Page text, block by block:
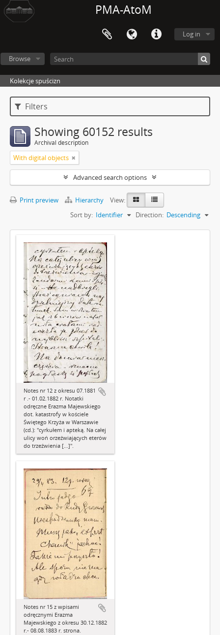
PMA-AtoM
Log in
Browse
Kolekcje spuścizn
Filters
Showing 60152 results
Archival description
With digital objects
Advanced search options
Print preview Hierarchy
View:
Sort by: Identifier Direction: Descending
Notes nr 12 z okresu 07.1881
r .- 01.02.1882 r. Notatki
odręczne Erazma Majewskiego
dot. katastrofy w kościele
Świętego Krzyża w Warszawie
(cd.): "cyrkułem i apteką. Na całej
ulicy woń orzeźwiających eterów
do trzeźwienia […]".
Notes nr 15 z wpisami
odręcznymi Erazma
Majewskiego z okresu 30.12.1882
r.- 08.08.1883 r. strona.